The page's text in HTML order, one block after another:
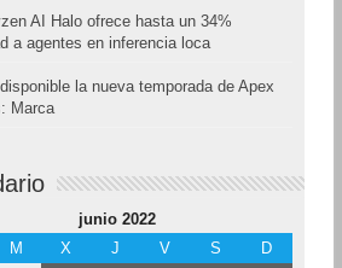
AI Halo ofrece hasta un 34%
a agentes en inferencia loca
la nueva temporada de Apex
Marca
junio 2022
M X J V S D